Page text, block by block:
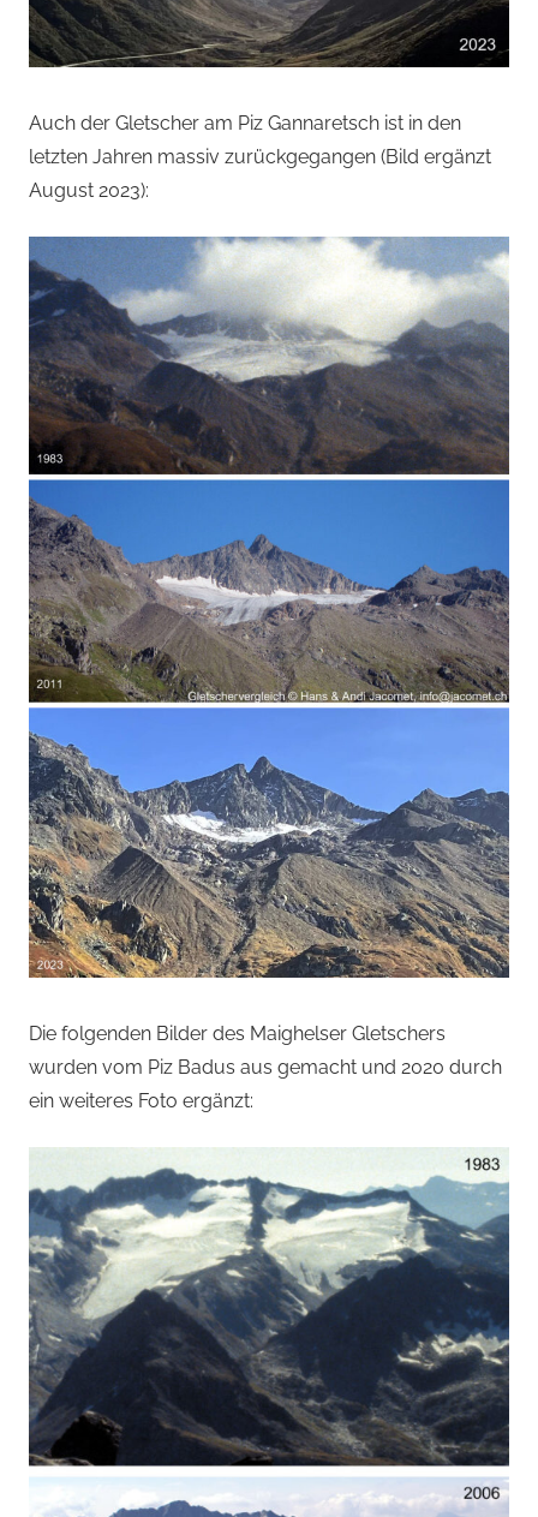
Auch der Gletscher am Piz Gannaretsch ist in den
letzten Jahren massiv zurückgegangen (Bild ergänzt
August 2023):
Die folgenden Bilder des Maighelser Gletschers
wurden vom Piz Badus aus gemacht und 2020 durch
ein weiteres Foto ergänzt: